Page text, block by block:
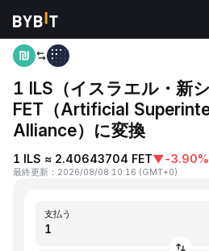
ホーム ILS to FET
1 ILS（イスラエル・新
FET（Artificial
Alliance）に変換
1 ILS ≈ 2.40643704 FET▼-3.90%
最終更新 ： 2026/08/08 10:16 (GMT+0)
支払う